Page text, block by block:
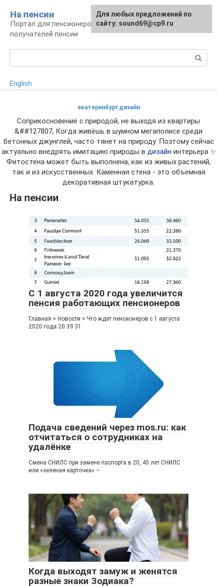
контенту
На пенсии
Портал для пенсионеров и будущих
получателей пенсии
English
екатеринбург дизайн
Соприкосновение с природой, не выходя из квартиры
&##127807; Когда живёшь в шумном мегаполисе среди
бетонных джунглей, часто тянет на природу. Поэтому сейчас
актуально внедрять имитацию природы в дизайн интерьера ✨
Фитостена может быть выполнена, как из живых растений,
так и из искусственных. Каменная стена - это объемная
декоративная штукатурка.
На пенсии
С 1 августа 2020 года увеличится
пенсия работающих пенсионеров
Главная > Новости > Что ждет пенсионеров с 1 августа
2020 года 20:39 31
Подача сведений через mos.ru: как
отчитаться о сотрудниках на
удалёнке
Смена СНИЛС при замене паспорта в 20, 45 лет СНИЛС
или «зеленая карточка» –
Когда выходят замуж и женятся
разные знаки Зодиака?
Для любых предложений по
сайту: sound69@cp9.ru